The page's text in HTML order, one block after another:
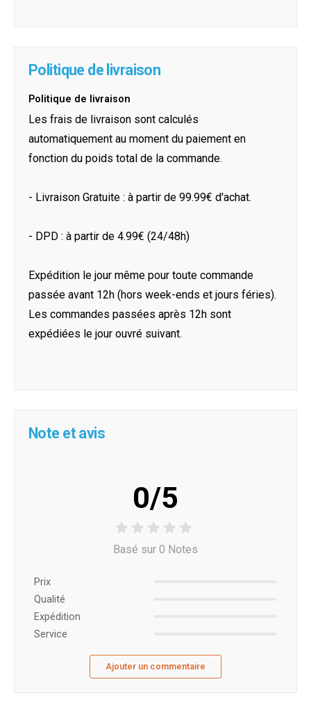
Politique de livraison
Politique de livraison
Les frais de livraison sont calculés
automatiquement au moment du paiement en
fonction du poids total de la commande.
- Livraison Gratuite : à partir de 99.99€ d'achat.
- DPD : à partir de 4.99€ (24/48h)
Expédition le jour même pour toute commande
passée avant 12h (hors week-ends et jours féries).
Les commandes passées après 12h sont
expédiées le jour ouvré suivant.
Note et avis
0/5
Basé sur 0 Notes
Prix ​​
Qualité
Expédition
Service
Ajouter un commentaire